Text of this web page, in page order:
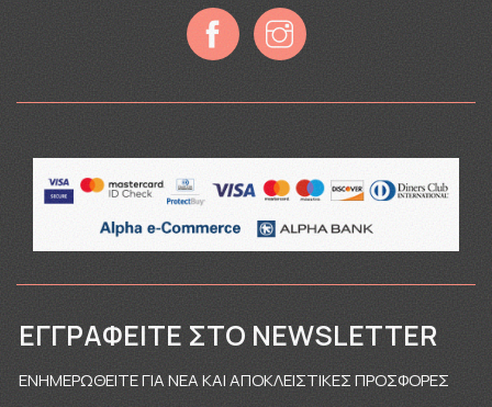
ΕΓΓΡΑΦΕΊΤΕ ΣΤΟ NEWSLETTER
ΕΝΗΜΕΡΩΘΕΙΤΕ ΓΙΑ ΝΕΑ ΚΑΙ ΑΠΟΚΛΕΙΣΤΙΚΕΣ ΠΡΟΣΦΟΡΕΣ